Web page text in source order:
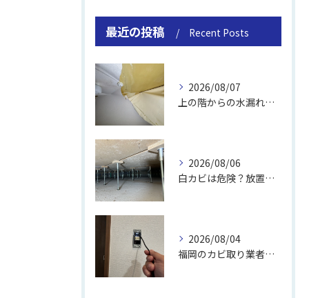
最近の投稿 Recent Posts
2026/08/07
上の階からの水漏れでカビ｜対処法と業者
2026/08/06
白カビは危険？放置のリスクと取り方
2026/08/04
福岡のカビ取り業者おすすめの選び方と費用